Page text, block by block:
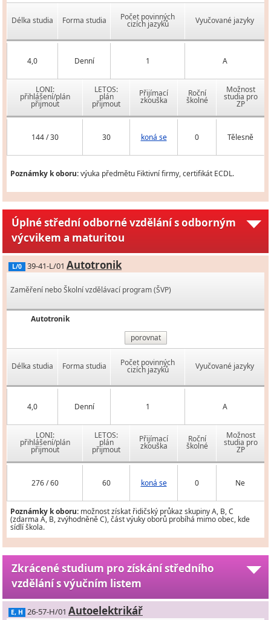
Délka studia Forma studia Počet povinných
cizích jazyků Vyučované jazyky
4,0 Denní 1 A
LONI:
přihlášení/plán
přijmout
LETOS:
plán
přijmout
Přijímací
zkouška
Roční
školné
Možnost
studia pro
ZP
144 / 30 30 koná se 0 Tělesně
Poznámky k oboru:výuka předmětu Fiktivní firmy, certifikát ECDL.
Úplné střední odborné vzdělání s odborným
výcvikem a maturitou
L/0 39-41-L/01 Autotronik
Zaměření nebo Školní vzdělávací program (ŠVP)
Autotronik
porovnat
Délka studia Forma studia Počet povinných
cizích jazyků Vyučované jazyky
4,0 Denní 1 A
LONI:
přihlášení/plán
přijmout
LETOS:
plán
přijmout
Přijímací
zkouška
Roční
školné
Možnost
studia pro
ZP
276 / 60 60 koná se 0 Ne
Poznámky k oboru: možnost získat řidičský průkaz skupiny A, B, C
(zdarma A, B, zvýhodněně C), část výuky oborů probíhá mimo obec, kde
sídlí škola.
Zkrácené studium pro získání středního
vzdělání s výučním listem
E, H 26-57-H/01 Autoelektrikář